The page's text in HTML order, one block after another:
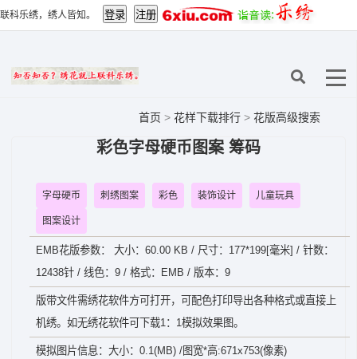
联科乐绣，绣人皆知。
首页 > 花样下载排行 > 花版高级搜索
彩色字母硬币图案 筹码
字母硬币 刺绣图案 彩色 装饰设计 儿童玩具
图案设计
EMB花版参数： 大小：60.00 KB / 尺寸：177*199[毫米] / 针数：
12438针 / 线色：9 / 格式：EMB / 版本：9
版带文件需绣花软件方可打开，可配色打印导出各种格式或直接上
机绣。如无绣花软件可下载1：1模拟效果图。
模拟图片信息：大小：0.1(MB) /图宽*高:671x753(像素)